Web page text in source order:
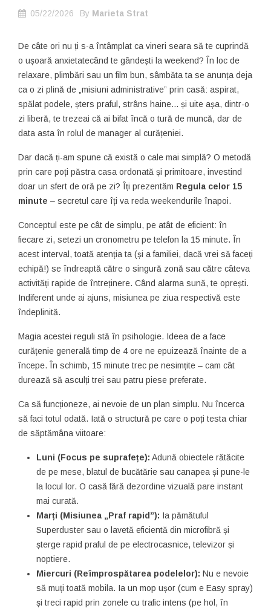
05/22/2026 By Marieta Strat
De câte ori nu ți s-a întâmplat ca vineri seara să te cuprindă
o ușoară anxietatecând te gândești la weekend? În loc de
relaxare, plimbări sau un film bun, sâmbăta ta se anunța deja
ca o zi plină de „misiuni administrative” prin casă: aspirat,
spălat podele, șters praful, strâns haine... și uite așa, dintr-o
zi liberă, te trezeai că ai bifat încă o tură de muncă, dar de
data asta în rolul de manager al curățeniei.
Dar dacă ți-am spune că există o cale mai simplă? O metodă
prin care poți păstra casa ordonată și primitoare, investind
doar un sfert de oră pe zi? Îți prezentăm Regula celor 15
minute – secretul care îți va reda weekendurile înapoi.
Conceptul este pe cât de simplu, pe atât de eficient: în
fiecare zi, setezi un cronometru pe telefon la 15 minute. În
acest interval, toată atenția ta (și a familiei, dacă vrei să faceți
echipă!) se îndreaptă către o singură zonă sau către câteva
activități rapide de întreținere. Când alarma sună, te oprești.
Indiferent unde ai ajuns, misiunea pe ziua respectivă este
îndeplinită.
Magia acestei reguli stă în psihologie. Ideea de a face
curățenie generală timp de 4 ore ne epuizează înainte de a
începe. În schimb, 15 minute trec pe nesimțite – cam cât
durează să asculți trei sau patru piese preferate.
Ca să funcționeze, ai nevoie de un plan simplu. Nu încerca
să faci totul odată. Iată o structură pe care o poți testa chiar
de săptămâna viitoare:
Luni (Focus pe suprafețe): Adună obiectele rătăcite
de pe mese, blatul de bucătărie sau canapea și pune-le
la locul lor. O casă fără dezordine vizuală pare instant
mai curată.
Marți (Misiunea „Praf rapid”): Ia pămătuful
Superduster sau o lavetă eficientă din microfibră și
șterge rapid praful de pe electrocasnice, televizor și
noptiere.
Miercuri (Reîmprospătarea podelelor): Nu e nevoie
să muți toată mobila. Ia un mop ușor (cum e Easy spray)
și treci rapid prin zonele cu trafic intens (pe hol, în